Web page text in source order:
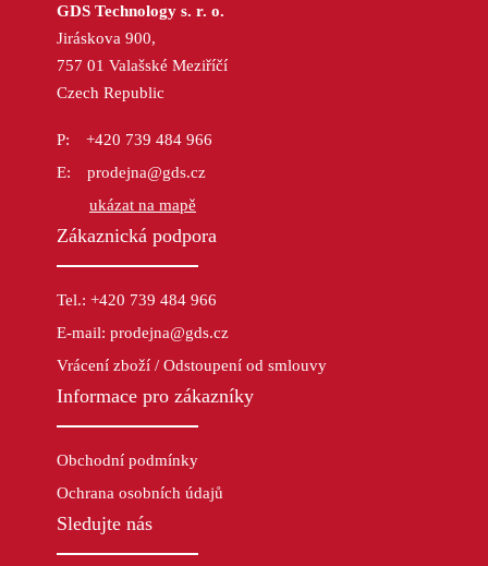
GDS Technology s. r. o.
Jiráskova 900,
757 01 Valašské Meziříčí
Czech Republic
+420 739 484 966
prodejna@gds.cz
ukázat na mapě
Zákaznická podpora
Tel.: +420 739 484 966
E-mail: prodejna@gds.cz
Vrácení zboží / Odstoupení od smlouvy
Informace pro zákazníky
Obchodní podmínky
Ochrana osobních údajů
Sledujte nás